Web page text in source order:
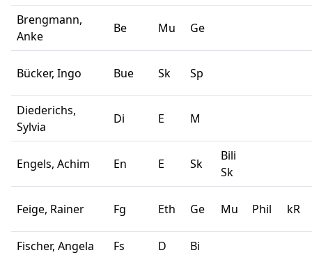
Brengmann,
Anke
Be Mu Ge
Bücker, Ingo Bue Sk Sp
Diederichs,
Sylvia
Di E M
Engels, Achim En E Sk
Bili
Sk
Feige, Rainer Fg Eth Ge Mu Phil kR
Fischer, Angela Fs D Bi